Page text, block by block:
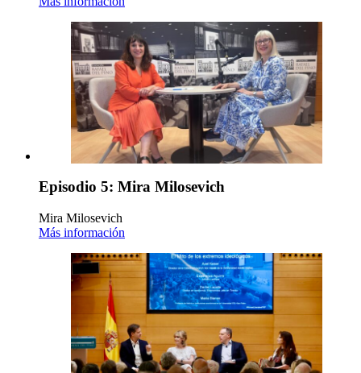
Episodio 5: Mira Milosevich
Mira Milosevich
Más información